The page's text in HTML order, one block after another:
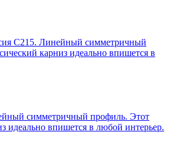
C215. Линейный симметричный
карниз идеально впишется в
симметричный профиль. Этот
идеально впишется в любой интерьер.